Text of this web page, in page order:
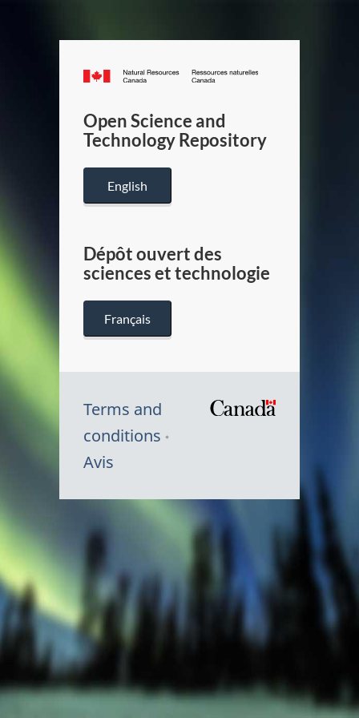
Canada.ca
/
Canada
Open Science and
Technology Repository
English
Dépôt ouvert des
sciences et technologie
Français
Terms and
conditions
Avis
Canada